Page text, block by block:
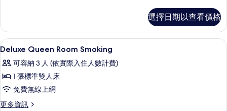
所
有
相
片
Room
No
Smoking
詳
情
選擇日期以查看價格
顯
示
Deluxe
Queen
Room
Smoking
客房內保險箱、熨斗/熨衣板、免費無
1
Deluxe Queen Room Smoking
可容納 3 人 (依實際入住人數計費)
1 張標準雙人床
免費無線上網
更多資訊
更